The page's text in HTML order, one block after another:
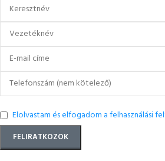
Elolvastam és elfogadom a felhasználási